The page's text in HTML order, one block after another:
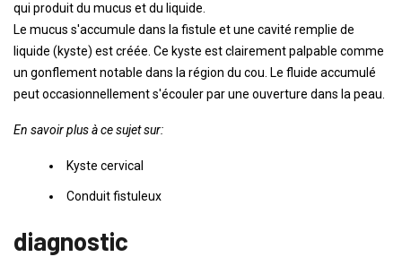
qui produit du mucus et du liquide.
Le mucus s'accumule dans la fistule et une cavité remplie de
liquide (kyste) est créée. Ce kyste est clairement palpable comme
un gonflement notable dans la région du cou. Le fluide accumulé
peut occasionnellement s'écouler par une ouverture dans la peau.
En savoir plus à ce sujet sur:
Kyste cervical
Conduit fistuleux
diagnostic